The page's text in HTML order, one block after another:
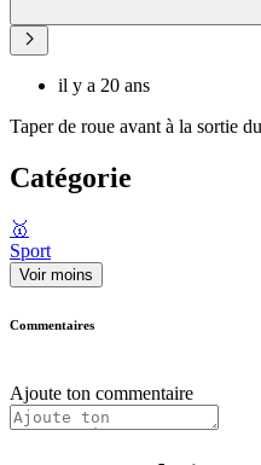
il y a 20 ans
Taper de roue avant à la sortie
Catégorie
🥇
Sport
Voir moins
Commentaires
Ajoute ton commentaire